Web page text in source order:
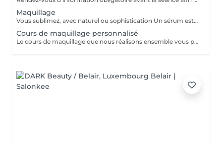
Maquillage
Vous sublimez, avec naturel ou sophistication Un sérum est appliqué avant le maquillage afin de fixer celui ci Possibilité d'ajouter avant le maquillage de la radio fréquence qui va lisser et défatiguer vos traits pour un rendu encore plus lumineux
Cours de maquillage personnalisé
Le cours de maquillage que nous réalisons ensemble vous permet d'apprendre à réaliser un maquillage complet, naturel ou plus sophistiqué au gré de vos envies et de votre style. Nous essayerons de répondre à toutes vos questions et partagerons nos petits tips de pro ;-)